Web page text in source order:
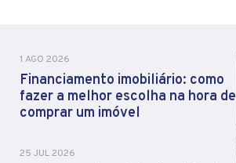
1 AGO 2026
Financiamento imobiliário: como
fazer a melhor escolha na hora de
comprar um imóvel
25 JUL 2026